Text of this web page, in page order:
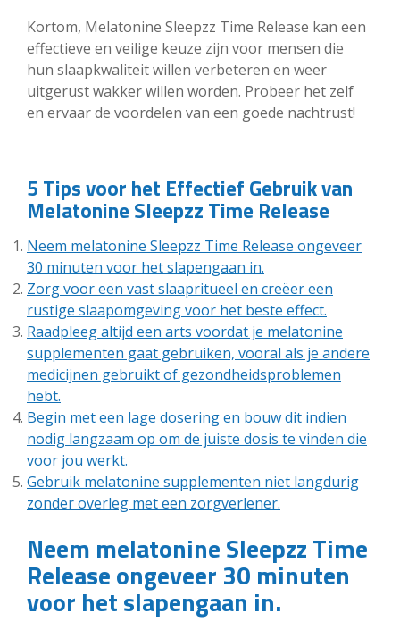
Kortom, Melatonine Sleepzz Time Release kan een
effectieve en veilige keuze zijn voor mensen die
hun slaapkwaliteit willen verbeteren en weer
uitgerust wakker willen worden. Probeer het zelf
en ervaar de voordelen van een goede nachtrust!
5 Tips voor het Effectief Gebruik van
Melatonine Sleepzz Time Release
Neem melatonine Sleepzz Time Release ongeveer
30 minuten voor het slapengaan in.
Zorg voor een vast slaapritueel en creëer een
rustige slaapomgeving voor het beste effect.
Raadpleeg altijd een arts voordat je melatonine
supplementen gaat gebruiken, vooral als je andere
medicijnen gebruikt of gezondheidsproblemen
hebt.
Begin met een lage dosering en bouw dit indien
nodig langzaam op om de juiste dosis te vinden die
voor jou werkt.
Gebruik melatonine supplementen niet langdurig
zonder overleg met een zorgverlener.
Neem melatonine Sleepzz Time
Release ongeveer 30 minuten
voor het slapengaan in.